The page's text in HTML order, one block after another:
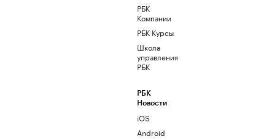
РБК
Компании
РБК Курсы
Школа
управления
РБК
РБК
Новости
iOS
Android